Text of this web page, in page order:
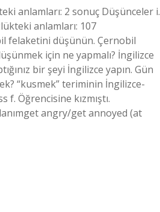
anlamları: 2 sonuç Düşünceler i.
anlamları: 107
felaketini düşünün. Çernobil
için ne yapmalı? İngilizce
bir şeyi İngilizce yapın. Gün
“kusmek” teriminin İngilizce-
Öğrencisine kızmıştı.
angry/get annoyed (at